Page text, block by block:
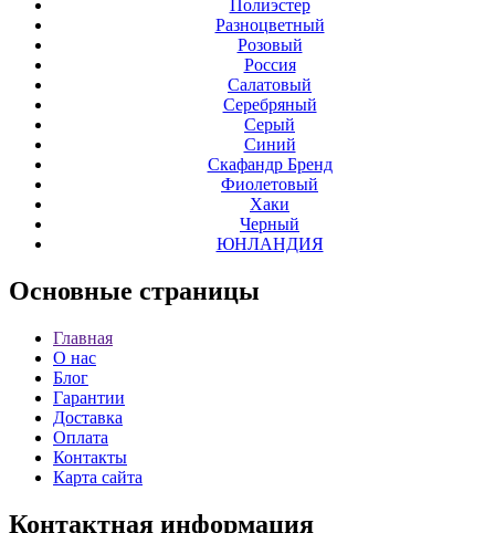
Полиэстер
Разноцветный
Розовый
Россия
Салатовый
Серебряный
Серый
Синий
Скафандр Бренд
Фиолетовый
Хаки
Черный
ЮНЛАНДИЯ
Основные страницы
Главная
О нас
Блог
Гарантии
Доставка
Оплата
Контакты
Карта сайта
Контактная информация